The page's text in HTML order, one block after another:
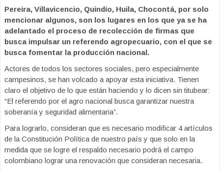
Pereira, Villavicencio, Quindío, Huila, Chocontá, por solo
mencionar algunos, son los lugares en los que ya se ha
adelantado el proceso de recolección de firmas que
busca impulsar un referendo agropecuario, con el que se
busca fomentar la producción nacional.
Actores de todos los sectores sociales, pero especialmente
campesinos, se han volcado a apoyar esta iniciativa. Tienen
claro el objetivo de lo que están haciendo y lo dicen sin titubear:
“El referendo por el agro nacional busca garantizar nuestra
soberanía y seguridad alimentaria”.
Para lograrlo, consideran que es necesario modificar 4 artículos
de la Constitución Política de nuestro país y que solo en la
medida que se logre el respaldo necesario podrá el campo
colombiano lograr una renovación que consideran necesaria.